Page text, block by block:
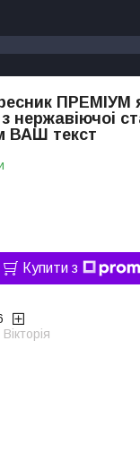
ПРЕМІУМ
нержавіючоі
ВАШ текст
Купити з